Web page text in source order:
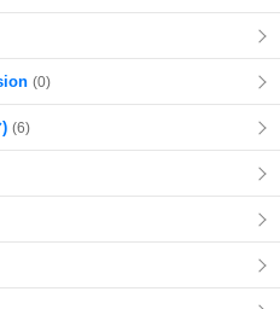
(0)
(6)